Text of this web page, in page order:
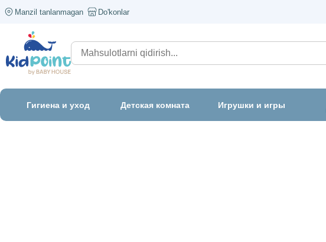
Manzil tanlanmagan Do'konlar
Гигиена и уход Детская комната Игрушки и игры